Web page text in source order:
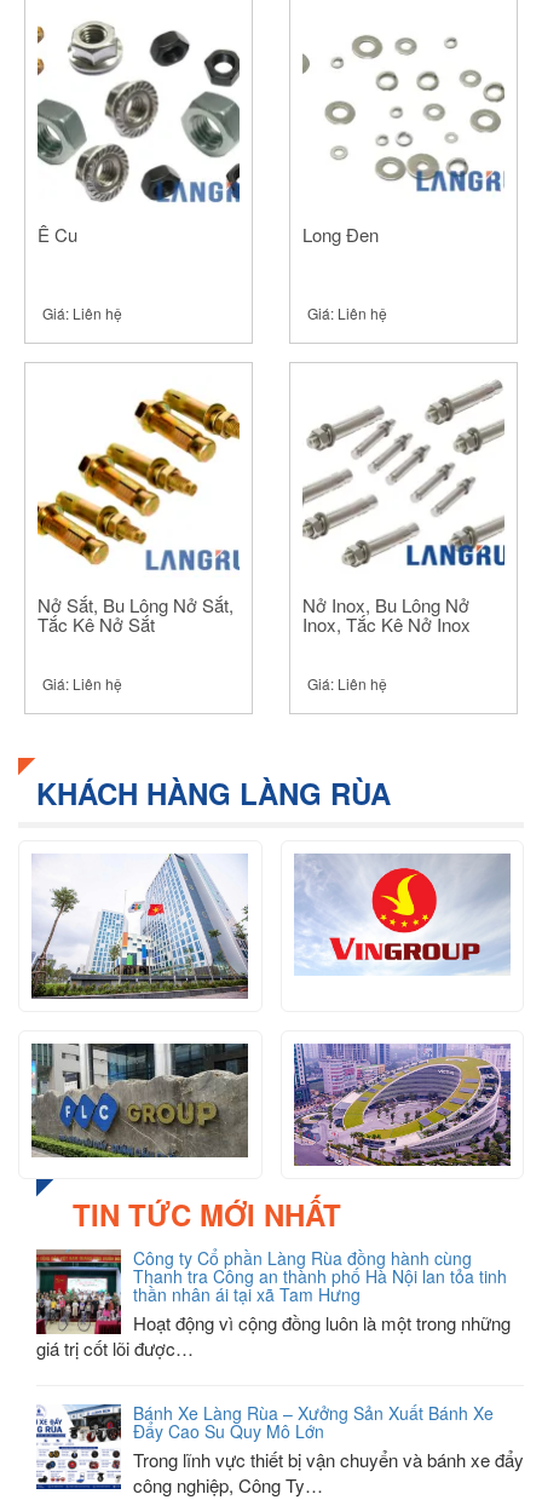
Ê Cu
Giá: Liên hệ
Long Đen
Giá: Liên hệ
Nở Sắt, Bu Lông Nở Sắt,
Tắc Kê Nở Sắt
Giá: Liên hệ
Nở Inox, Bu Lông Nở
Inox, Tắc Kê Nở Inox
Giá: Liên hệ
KHÁCH HÀNG LÀNG RÙA
TIN TỨC MỚI NHẤT
Công ty Cổ phần Làng Rùa đồng hành cùng
Thanh tra Công an thành phố Hà Nội lan tỏa tinh
thần nhân ái tại xã Tam Hưng
Hoạt động vì cộng đồng luôn là một trong những
giá trị cốt lõi được…
Bánh Xe Làng Rùa – Xưởng Sản Xuất Bánh Xe
Đẩy Cao Su Quy Mô Lớn
Trong lĩnh vực thiết bị vận chuyển và bánh xe đẩy
công nghiệp, Công Ty…